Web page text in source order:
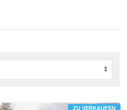
ZU VERKAUFEN